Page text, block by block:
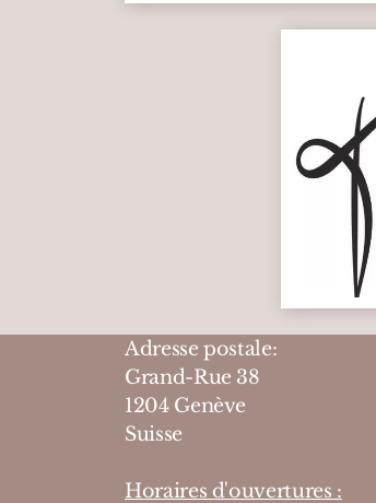
Adresse postale:
Grand-Rue 38
1204 Genève
Suisse
Horaires d'ouvertures :